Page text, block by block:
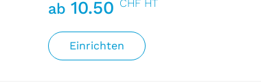
ab 10.50 CHF HT
Einrichten